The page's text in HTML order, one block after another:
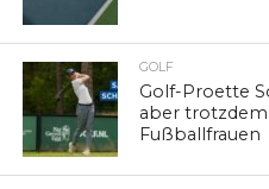
GOLF
Golf-Proette
aber
Fußballfrauen